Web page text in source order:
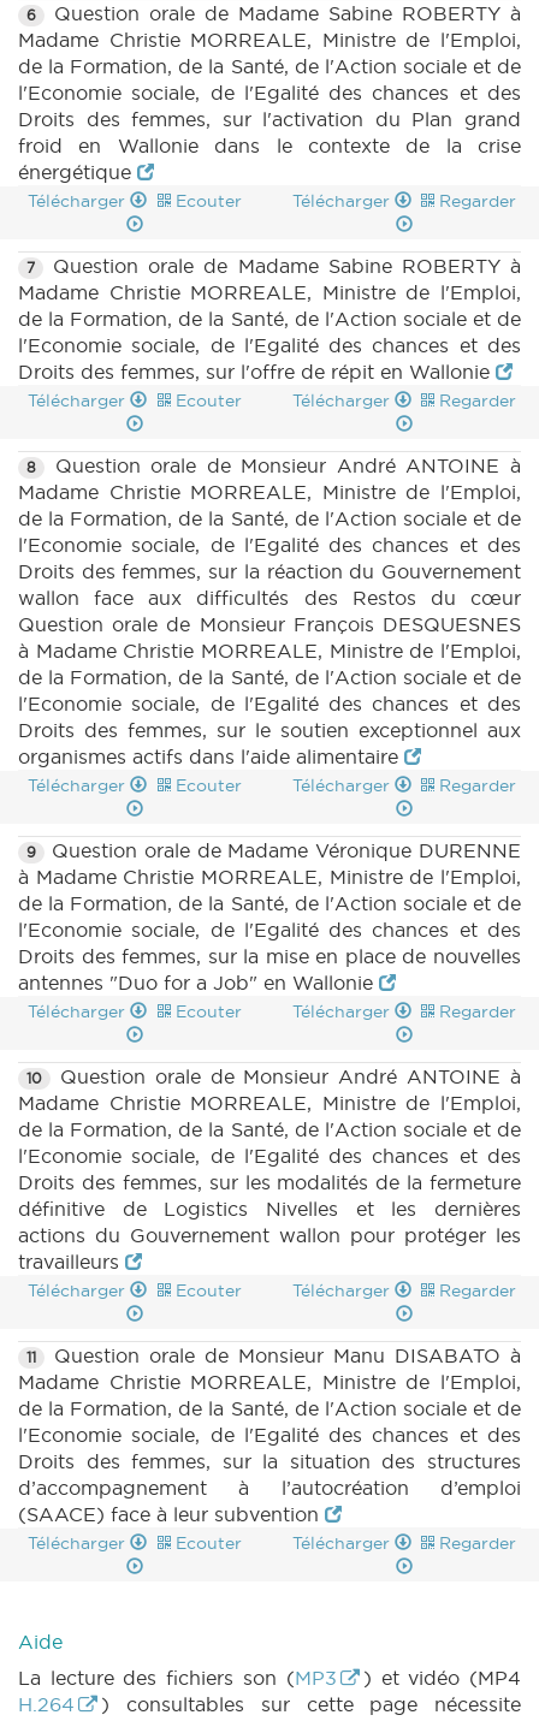
6
Question orale de Madame Sabine ROBERTY à
Madame Christie MORREALE, Ministre de l'Emploi,
de la Formation, de la Santé, de l'Action sociale et de
l'Economie sociale, de l'Egalité des chances et des
Droits des femmes, sur l'activation du Plan grand
froid en Wallonie dans le contexte de la crise
énergétique
Télécharger Ecouter Télécharger Regarder
7
Question orale de Madame Sabine ROBERTY à
Madame Christie MORREALE, Ministre de l'Emploi,
de la Formation, de la Santé, de l'Action sociale et de
l'Economie sociale, de l'Egalité des chances et des
Droits des femmes, sur l'offre de répit en Wallonie
Télécharger Ecouter Télécharger Regarder
8
Question orale de Monsieur André ANTOINE à
Madame Christie MORREALE, Ministre de l'Emploi,
de la Formation, de la Santé, de l'Action sociale et de
l'Economie sociale, de l'Egalité des chances et des
Droits des femmes, sur la réaction du Gouvernement
wallon face aux difficultés des Restos du cœur
Question orale de Monsieur François DESQUESNES
à Madame Christie MORREALE, Ministre de l'Emploi,
de la Formation, de la Santé, de l'Action sociale et de
l'Economie sociale, de l'Egalité des chances et des
Droits des femmes, sur le soutien exceptionnel aux
organismes actifs dans l'aide alimentaire
Télécharger Ecouter Télécharger Regarder
9
Question orale de Madame Véronique DURENNE
à Madame Christie MORREALE, Ministre de l'Emploi,
de la Formation, de la Santé, de l'Action sociale et de
l'Economie sociale, de l'Egalité des chances et des
Droits des femmes, sur la mise en place de nouvelles
antennes "Duo for a Job" en Wallonie
Télécharger Ecouter Télécharger Regarder
10
Question orale de Monsieur André ANTOINE à
Madame Christie MORREALE, Ministre de l'Emploi,
de la Formation, de la Santé, de l'Action sociale et de
l'Economie sociale, de l'Egalité des chances et des
Droits des femmes, sur les modalités de la fermeture
définitive de Logistics Nivelles et les dernières
actions du Gouvernement wallon pour protéger les
travailleurs
Télécharger Ecouter Télécharger Regarder
11
Question orale de Monsieur Manu DISABATO à
Madame Christie MORREALE, Ministre de l'Emploi,
de la Formation, de la Santé, de l'Action sociale et de
l'Economie sociale, de l'Egalité des chances et des
Droits des femmes, sur la situation des structures
d’accompagnement à l’autocréation d’emploi
(SAACE) face à leur subvention
Télécharger Ecouter Télécharger Regarder
Aide
La lecture des fichiers son (MP3
) et vidéo (MP4
H.264
) consultables sur cette page nécessite